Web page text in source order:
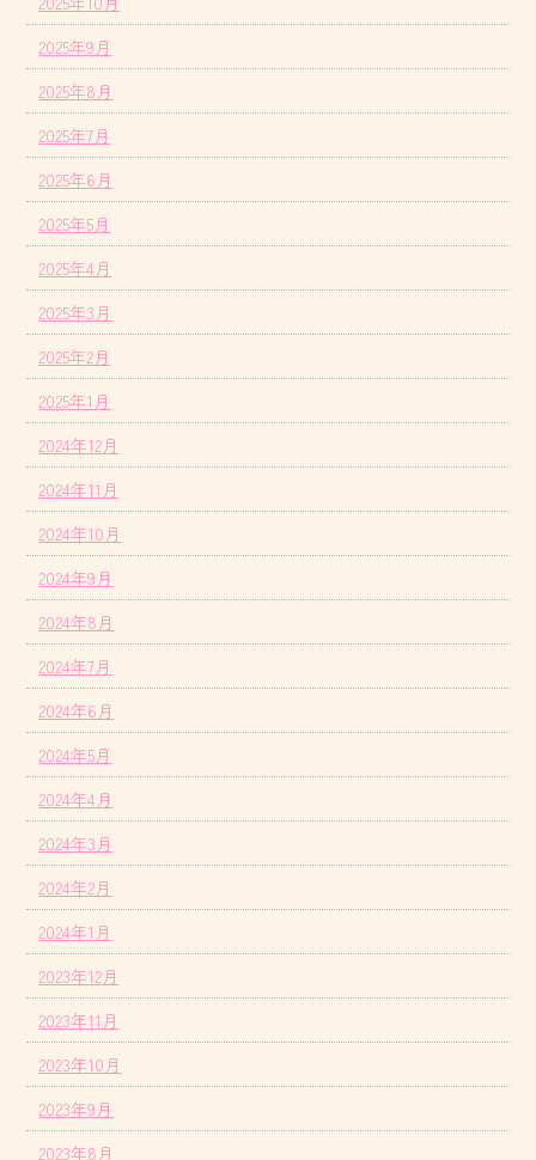
2025年9月
2025年8月
2025年7月
2025年6月
2025年5月
2025年4月
2025年3月
2025年2月
2025年1月
2024年12月
2024年11月
2024年10月
2024年9月
2024年8月
2024年7月
2024年6月
2024年5月
2024年4月
2024年3月
2024年2月
2024年1月
2023年12月
2023年11月
2023年10月
2023年9月
2023年8月